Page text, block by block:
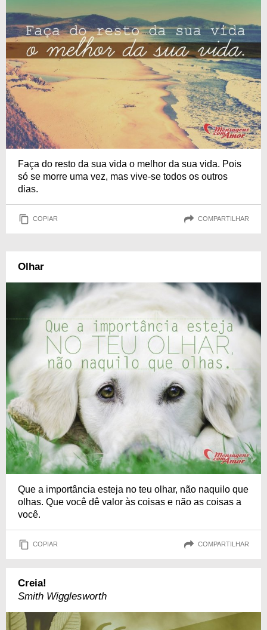
Faça do resto da sua vida o melhor da sua vida. Pois
só se morre uma vez, mas vive-se todos os outros
dias.
COPIAR COMPARTILHAR
Olhar
Que a importância esteja no teu olhar, não naquilo que
olhas. Que você dê valor às coisas e não as coisas a
você.
COPIAR COMPARTILHAR
Creia!
Smith Wigglesworth